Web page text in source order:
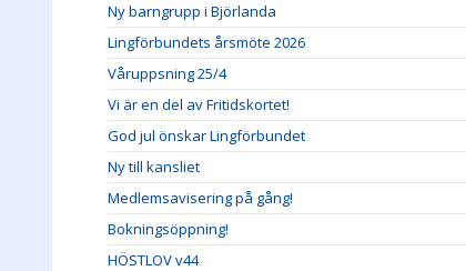
Ny barngrupp i Björlanda
Lingförbundets årsmöte 2026
Våruppsning 25/4
Vi är en del av Fritidskortet!
God jul önskar Lingförbundet
Ny till kansliet
Medlemsavisering på gång!
Bokningsöppning!
HÖSTLOV v44